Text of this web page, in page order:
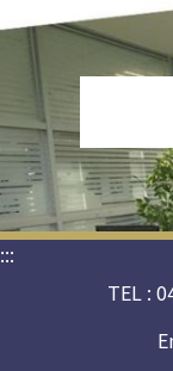
:::
TEL :